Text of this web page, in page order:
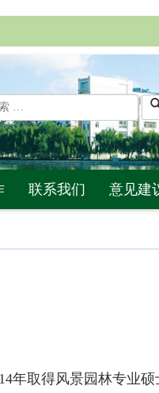
联系我们 意见建
年取得风景园林专业硕